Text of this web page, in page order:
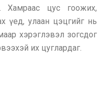
Хамраас цус гоожих,
үед, улаан цэцгийг нь
хэрэглэвэл зогсдог
их цуглардаг.